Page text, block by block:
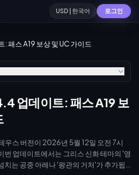
USD | 한국어 로그인
패스 A19 보상 및 UC 가이드
업데이트: 패스 A19 보
우스 버전이 2026년 5월 12일 오전 7시
번 업데이트에서는 그리스 신화 테마의 '영
치는 공중 아레나 '왕관의 거처'가 추가됩